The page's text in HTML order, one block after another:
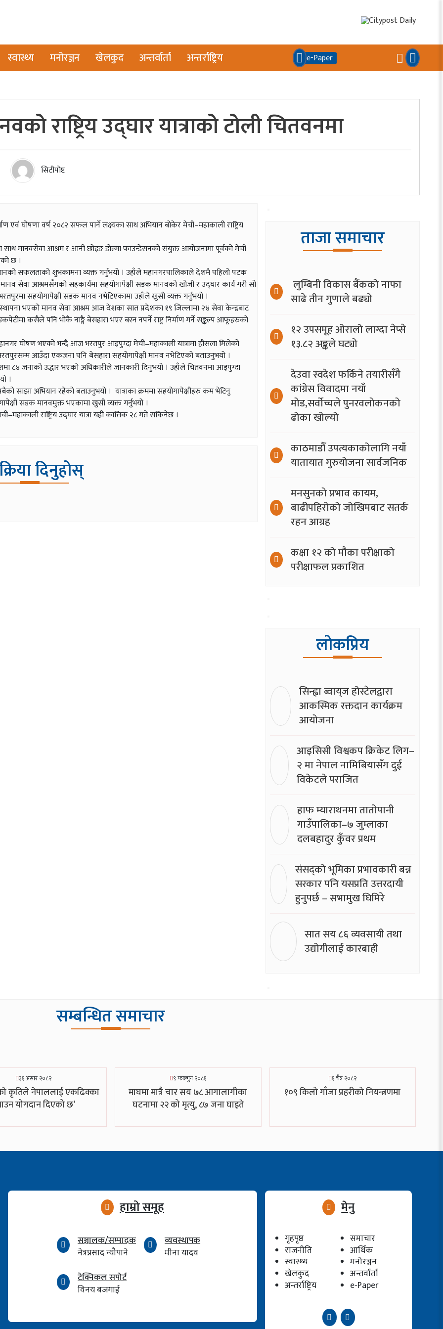
स्वास्थ्य मनोरञ्जन खेलकुद अन्तर्वार्ता अन्तर्राष्ट्रिय e-Paper
राष्ट्रिय उद्घार यात्राको टोली चितवनमा
सिटीपोष्ट
एवं घोषणा वर्ष २०८२ सफल पार्ने लक्ष्यका साथ अभियान बोकेर मेची–महाकाली राष्ट्रिय
मानवसेवा आश्रम र आनी छोइङ डोल्मा फाउन्डेसनको संयुक्त आयोजनामा पूर्वको मेची
छ ।
सफलताको शुभकामना व्यक्त गर्नुभयो । उहाँले महानगरपालिकाले देशमै पहिलो पटक
सेवा आश्रमसँगको सहकार्यमा सहयोगापेक्षी सडक मानवको खोजी र उद्घार कार्य गरी सो
सहयोगापेक्षी सडक मानव नभेटिएकामा उहाँले खुसी व्यक्त गर्नुभयो ।
भएको मानव सेवा आश्रम आज देशका सात प्रदेशका १९ जिल्लामा २४ सेवा केन्द्रबाट
कसैले पनि भोकै नाङ्गै बेसहारा भएर बस्न नपर्ने राष्ट्र निर्माण गर्ने सङ्कल्प आफूहरुको
घोषण भएको भन्दै आज भरतपुर आइपुग्दा मेची–महाकाली यात्रामा हौसला मिलेको
आउँदा एकजना पनि बेसहारा सहयोगापेक्षी मानव नभेटिएको बताउनुभयो ।
८४ जनाको उद्धार भएको अधिकारीले जानकारी दिनुभयो । उहाँले चितवनमा आइपुग्दा
।
साझा अभियान रहेको बताउनुभयो । यात्राका क्रममा सहयोगापेक्षीहरु कम भेटिनु
सडक मानवमुक्त भएकामा खुसी व्यक्त गर्नुभयो ।
राष्ट्रिय उद्घार यात्रा यही कात्तिक २८ गते सकिनेछ ।
दिनुहोस्
ताजा समाचार
लुम्बिनी विकास बैंकको नाफा
साढे तीन गुणाले बढ्यो
१२ उपसमूह ओरालो लाग्दा नेप्से
१३.८२ अङ्कले घट्यो
देउवा स्वदेश फर्किने तयारीसँगै
कांग्रेस विवादमा नयाँ
मोड,सर्वोच्चले पुनरवलोकनको
ढोका खोल्यो
काठमाडौँ उपत्यकाकोलागि नयाँ
यातायात गुरुयोजना सार्वजनिक
मनसुनको प्रभाव कायम,
बाढीपहिरोको जोखिमबाट सतर्क
रहन आग्रह
कक्षा १२ को मौका परीक्षाको
परीक्षाफल प्रकाशित
लोकप्रिय
सिन्ह्वा ब्वाय्‌ज होस्टेलद्वारा
आकस्मिक रक्तदान कार्यक्रम
आयोजना
आइसिसी विश्वकप क्रिकेट लिग–
२ मा नेपाल नामिबियासँग दुई
विकेटले पराजित
हाफ म्याराथनमा तातोपानी
गाउँपालिका–७ जुम्लाका
दलबहादुर कुँवर प्रथम
संसद्को भूमिका प्रभावकारी बन्न
सरकार पनि यसप्रति उत्तरदायी
हुनुपर्छ – सभामुख घिमिरे
सात सय ८६ व्यवसायी तथा
उद्योगीलाई कारबाही
सम्बन्धित समाचार
३१ असार २०८२
कृतिले नेपाललाई एकढिक्का
योगदान दिएको छ’
९ फाल्गुन २०८१
माघमा मात्रै चार सय ७८ आगालागीका
घटनामा २२ को मृत्यु, ८७ जना घाइते
१ चैत्र २०८२
१०९ किलो गाँजा प्रहरीको नियन्त्रणमा
हाम्रो समूह
सञ्चालक/सम्पादक
नेत्रप्रसाद न्यौपाने
व्यवस्थापक
मीना यादव
टेक्निकल सपोर्ट
विनय बजगाईं
मेनु
गृहपृष्ठ
समाचार
राजनीति
आर्थिक
स्वास्थ्य
मनोरञ्जन
खेलकुद
अन्तर्वार्ता
अन्तर्राष्ट्रिय
e-Paper